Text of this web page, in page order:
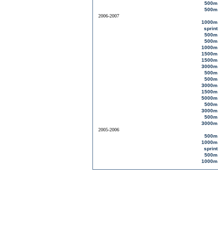
500m
500m
2006-2007
1000m
sprint
500m
500m
1000m
1500m
1500m
3000m
500m
500m
3000m
1500m
5000m
500m
3000m
500m
3000m
2005-2006
500m
1000m
sprint
500m
1000m